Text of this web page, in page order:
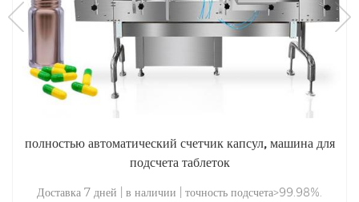
Для аптека электрическая счетная машина
16b Капсульная таблетка электронная счетчикэто наше 11-е